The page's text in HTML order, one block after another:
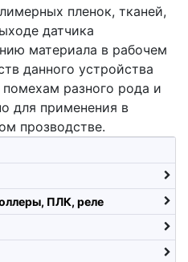
пленок, тканей,
датчика
материала в рабочем
данного устройства
разного рода и
для применения в
прозводстве.
ПЛК, реле